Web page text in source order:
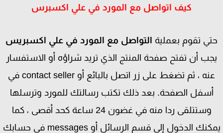
كيف اتواصل مع المورد في علي اكسبرس
تقوم بعمليةالتواصل مع المورد في علي اكسبريس
أن تفتح صفحة المنتج الذي تريد شراؤه أو الاستفسار
عنه ، ثم تضغط على زر اتصل بالبائع أو contact seller في
أسفل الصفحة. بعد ذلك تكتب رسالتك للمورد وترسلها
وستتلقى ردا منه في غضون 24 ساعة كحد أقصى ، كما
يمكنك الدخول إلى قسم الرسائل أو messages في حسابك